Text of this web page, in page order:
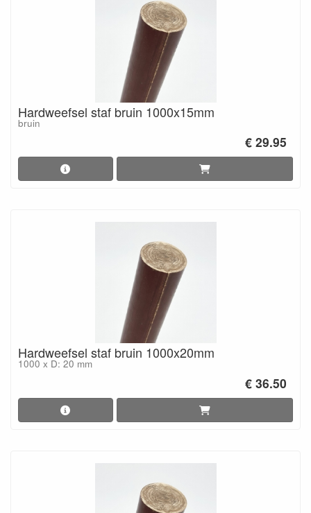
Hardweefsel staf bruin 1000x15mm
bruin
€ 29.95
Hardweefsel staf bruin 1000x20mm
1000 x D: 20 mm
€ 36.50